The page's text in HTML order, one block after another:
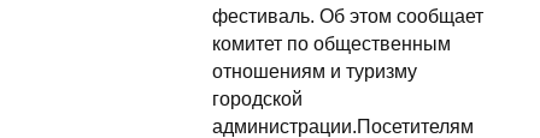
фестиваль. Об этом сообщает
комитет по общественным
отношениям и туризму
городской
администрации.Посетителям